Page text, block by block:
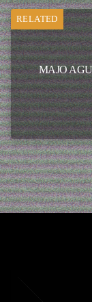
RELATED
MAJO